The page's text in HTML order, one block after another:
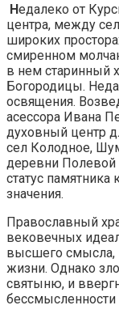
Недалеко от
центра, между
широких
смиренном
в нем старинный
Богородицы.
освящения.
асессора Ивана
духовный центр
сел Колодное,
деревни Полевой
статус памятника
значения.
Православный
вековечных
высшего смысла,
жизни. Однако
святыню, и